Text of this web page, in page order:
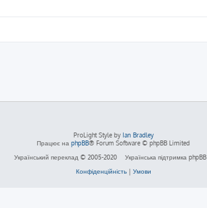
ProLight Style by Ian Bradley
Працює на phpBB® Forum Software © phpBB Limited
Український переклад © 2005-2020
Українська підтримка phpBB
Конфіденційність| Умови